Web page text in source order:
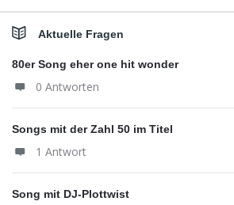
Aktuelle Fragen
80er Song eher one hit wonder
0 Antworten
Songs mit der Zahl 50 im Titel
1 Antwort
Song mit DJ-Plottwist